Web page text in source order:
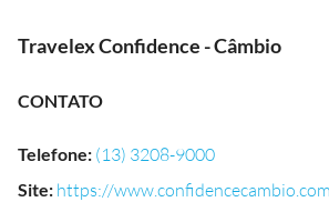
Travelex Confidence - Câmbio
CONTATO
Telefone: (13) 3208-9000
Site: https://